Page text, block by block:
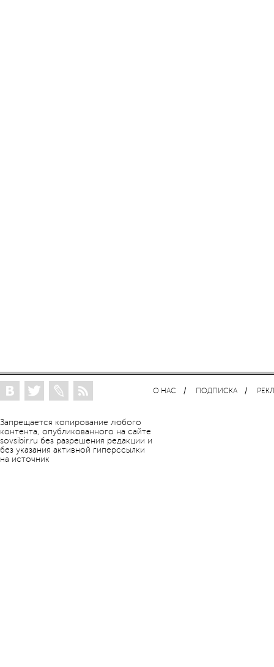
Запрещается копирование любого
контента, опубликованного на сайте
sovsibir.ru без разрешения редакции и
без указания активной гиперссылки
на источник
О НАС ПОДПИСКА